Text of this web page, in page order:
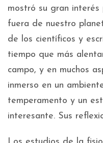
mostró su gran
fuera de nuestro
de los científicos y
tiempo que más
campo, y en muchos
inmerso en un
temperamento y un
interesante. Sus